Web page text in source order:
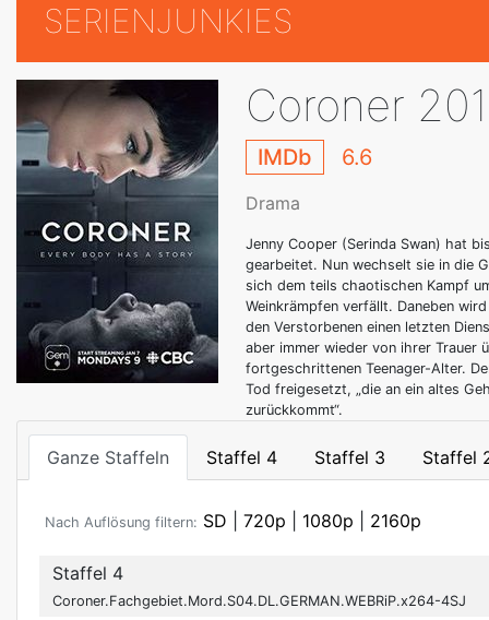
SERIENJUNKIES
Coroner
IMDb 6.6
Drama
Jenny Cooper (Serinda Swan) hat
gearbeitet. Nun wechselt sie in die
sich dem teils chaotischen Kampf
Weinkrämpfen verfällt. Daneben
den Verstorbenen einen letzten
aber immer wieder von ihrer Trauer
fortgeschrittenen Teenager-Alter.
Tod freigesetzt, „die an ein altes
zurückkommt“.
Ganze Staffeln Staffel 4 Staffel 3 Staffel
Nach Auflösung filtern: SD 720p 1080p 2160p
Staffel 4
Coroner.Fachgebiet.Mord.S04.DL.GERMAN.WEBRiP.x264-4SJ